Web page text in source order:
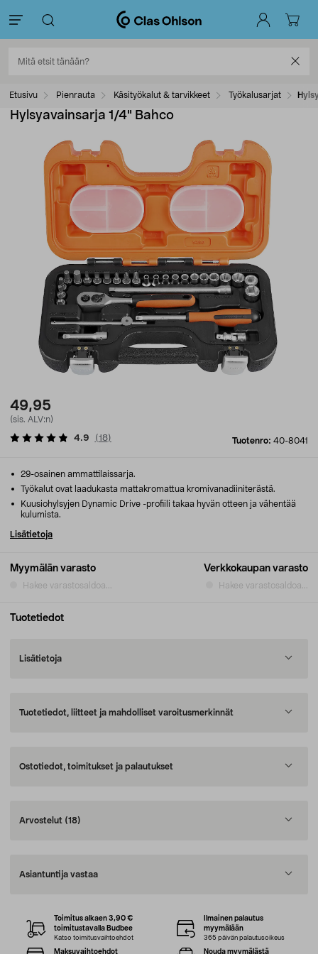
Etusivu Pienrauta Käsityökalut & tarvikkeet Työkalusarjat
Hylsyavainsarja 1/4" Bahco
49,95
(sis. ALV:n)
Tuotenro: 40-8041
4.9 (18)
Myymälän varasto
Hakee varastosaldoa...
Verkkokaupan varasto
Hakee varastosaldoa...
29-osainen ammattilaissarja.
Työkalut ovat laadukasta mattakromattua kromivanadiiniterästä.
Kuusiohylsyjen Dynamic Drive -profiili takaa hyvän otteen ja vähentää
kulumista.
Lisätietoja
Tuotetiedot
Lisätietoja
Tuotetiedot, liitteet ja mahdolliset varoitusmerkinnät
Ostotiedot, toimitukset ja palautukset
Arvostelut (18)
Asiantuntija vastaa
Toimitus alkaen 3,90 €
toimitustavalla Budbee
Katso toimitusvaihtoehdot
Ilmainen palautus
myymälään
365 päivän palautusoikeus
Maksuvaihtoehdot Nouda myymälästä